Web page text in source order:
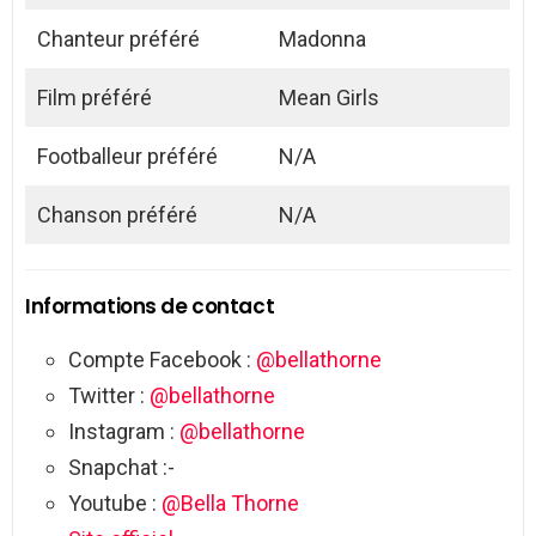
Chanteur préféré Madonna
Film préféré Mean Girls
Footballeur préféré N/A
Chanson préféré N/A
Informations de contact
Compte Facebook : @bellathorne
Twitter : @bellathorne
Instagram : @bellathorne
Snapchat :-
Youtube : @Bella Thorne